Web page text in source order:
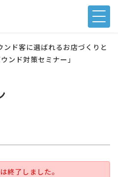
ンド客に選ばれるお店づくりと
ンド対策セミナー」
終了しました。